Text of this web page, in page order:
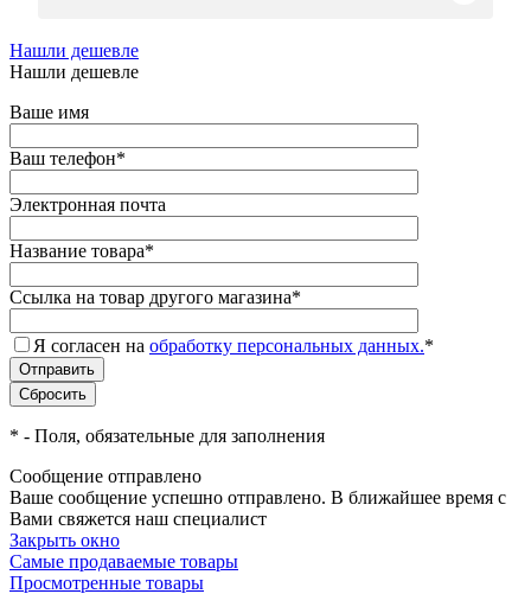
Нашли дешевле
Нашли дешевле
Ваше имя
Ваш телефон*
Электронная почта
Название товара*
Ссылка на товар другого магазина*
Я согласен на обработку персональных данных.*
* - Поля, обязательные для заполнения
Сообщение отправлено
Ваше сообщение успешно отправлено. В ближайшее время с
Вами свяжется наш специалист
Закрыть окно
Самые продаваемые товары
Просмотренные товары